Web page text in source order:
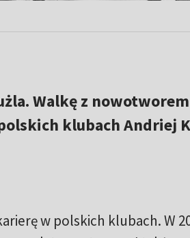
Walkę z
klubach Andriej
w polskich klubach. W